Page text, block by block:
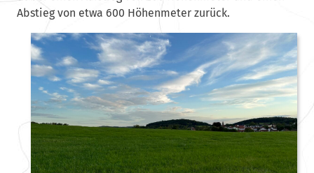
Abstieg von etwa 600 Höhenmeter zurück.